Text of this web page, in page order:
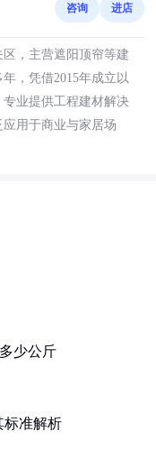
咨询 进店
，主营遮阳顶帘等建
，凭借2015年成立以
业提供工程建材解决
用于商业与家居场
少公斤
标准解析